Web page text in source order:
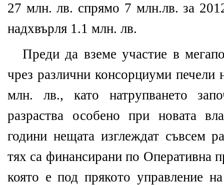
27 млн. лв. спрямо 7 млн.лв. за
надхвърля 1.1 млн. лв.
Преди да вземе участие в
чрез различни консорциуми печели
млн. лв., като натрупването
разраства особено при новата
години нещата изглеждат съвсем
тях са финансирани по Оперативна
която е под прякото управление